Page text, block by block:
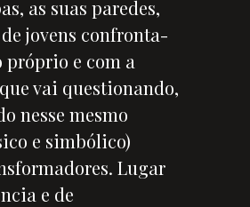
as suas paredes,
jovens confronta-
próprio e com a
vai questionando,
nesse mesmo
e simbólico)
Lugar
e de